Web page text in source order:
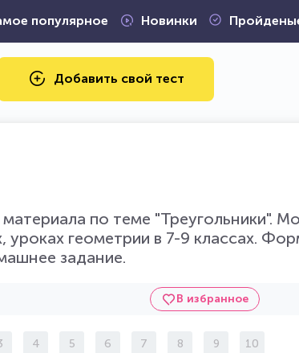
популярное Новинки
Добавить свой тест
по теме "Треугольники".
уроках геометрии в 7-9 классах.
задание.
В избранное
4 5 6 7 8 9 10